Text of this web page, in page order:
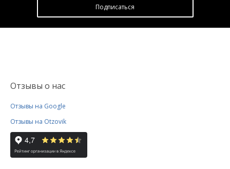
Подписатьcя
Отзывы о нас
Отзывы на Google
Отзывы на Otzovik